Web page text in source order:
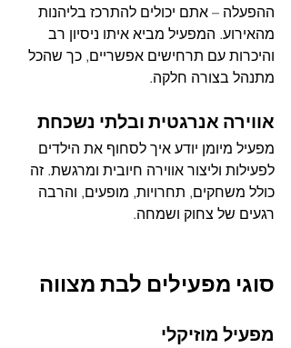
ההפעלה – אתם יכולים להתרכז בליהנות
מהאירוע. המפעיל מביא איתו ניסיון רב
והיכרות עם תרחישים אפשריים, כך שהכל
מתנהל בצורה חלקה.
אווירה אנרגטית ובלתי נשכחת
מפעיל מיומן יודע איך לסחוף את הילדים
לפעילות וליצור אווירה חיובית ומרגשת. זה
כולל משחקים, תחרויות, מופעים, והרבה
רגעים של צחוק ושמחה.
סוגי מפעילים לבת מצווה
מפעיל מוזיקלי